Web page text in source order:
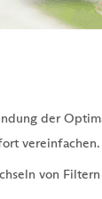
der
vereinfachen.
von